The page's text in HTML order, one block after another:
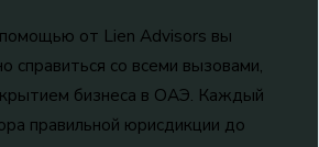
от Lien Advisors вы
справиться со всеми вызовами,
бизнеса в ОАЭ. Каждый
правильной юрисдикции до